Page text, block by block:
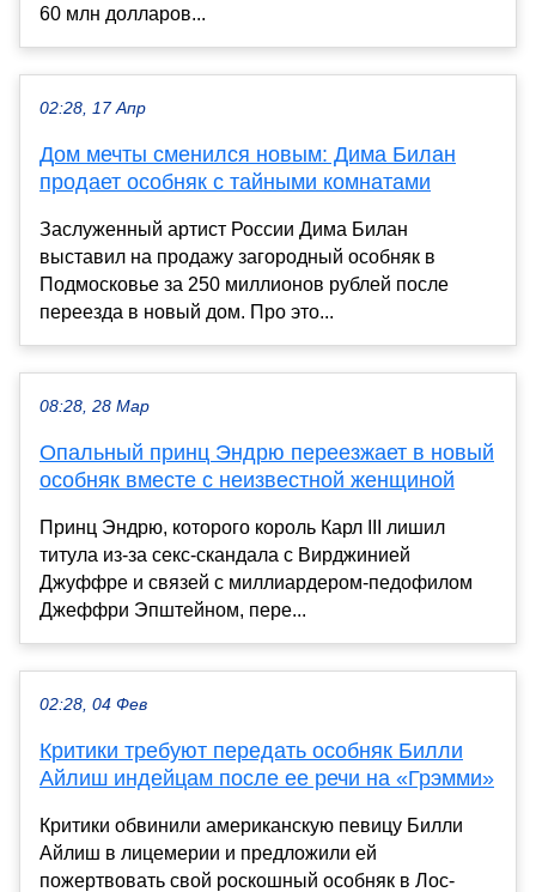
60 млн долларов...
02:28, 17 Апр
Дом мечты сменился новым: Дима Билан
продает особняк с тайными комнатами
Заслуженный артист России Дима Билан
выставил на продажу загородный особняк в
Подмосковье за 250 миллионов рублей после
переезда в новый дом. Про это...
08:28, 28 Мар
Опальный принц Эндрю переезжает в новый
особняк вместе с неизвестной женщиной
Принц Эндрю, которого король Карл III лишил
титула из-за секс-скандала с Вирджинией
Джуффре и связей с миллиардером-педофилом
Джеффри Эпштейном, пере...
02:28, 04 Фев
Критики требуют передать особняк Билли
Айлиш индейцам после ее речи на «Грэмми»
Критики обвинили американскую певицу Билли
Айлиш в лицемерии и предложили ей
пожертвовать свой роскошный особняк в Лос-